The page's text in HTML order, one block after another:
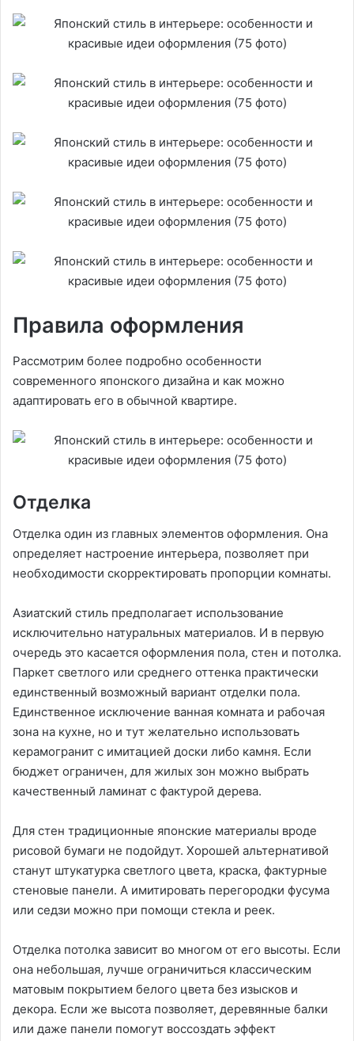
Правила оформления
Рассмотрим более подробно особенности
современного японского дизайна и как можно
адаптировать его в обычной квартире.
Отделка
Отделка один из главных элементов оформления. Она
определяет настроение интерьера, позволяет при
необходимости скорректировать пропорции комнаты.
Азиатский стиль предполагает использование
исключительно натуральных материалов. И в первую
очередь это касается оформления пола, стен и потолка.
Паркет светлого или среднего оттенка практически
единственный возможный вариант отделки пола.
Единственное исключение ванная комната и рабочая
зона на кухне, но и тут желательно использовать
керамогранит с имитацией доски либо камня. Если
бюджет ограничен, для жилых зон можно выбрать
качественный ламинат с фактурой дерева.
Для стен традиционные японские материалы вроде
рисовой бумаги не подойдут. Хорошей альтернативой
станут штукатурка светлого цвета, краска, фактурные
стеновые панели. А имитировать перегородки фусума
или седзи можно при помощи стекла и реек.
Отделка потолка зависит во многом от его высоты. Если
она небольшая, лучше ограничиться классическим
матовым покрытием белого цвета без изысков и
декора. Если же высота позволяет, деревянные балки
или даже панели помогут воссоздать эффект